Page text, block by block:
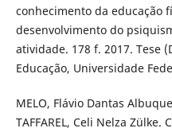
conhecimento da educação
desenvolvimento do
atividade. 178 f. 2017. Tese
Educação, Universidade
MELO, Flávio Dantas
TAFFAREL, Celi Nelza Zülke.